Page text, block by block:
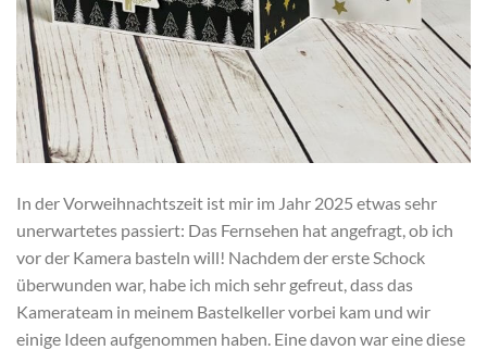
In der Vorweihnachtszeit ist mir im Jahr 2025 etwas sehr
unerwartetes passiert: Das Fernsehen hat angefragt, ob ich
vor der Kamera basteln will! Nachdem der erste Schock
überwunden war, habe ich mich sehr gefreut, dass das
Kamerateam in meinem Bastelkeller vorbei kam und wir
einige Ideen aufgenommen haben. Eine davon war eine diese